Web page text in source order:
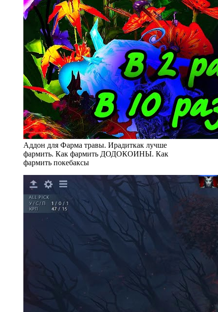
Аддон для Фарма травы. Ирадиткак лучше
фармить. Как фармить ДОДОКОИНЫ. Как
фармить покебаксы